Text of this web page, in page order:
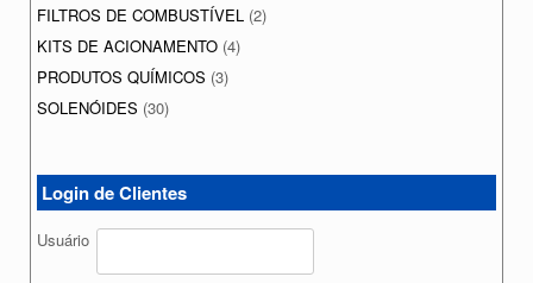
FILTROS DE COMBUSTÍVEL (2)
KITS DE ACIONAMENTO (4)
PRODUTOS QUÍMICOS (3)
SOLENÓIDES (30)
Login de Clientes
Usuário